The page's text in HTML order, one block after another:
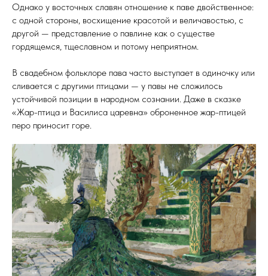
Однако у восточных славян отношение к паве двойственное:
с одной стороны, восхищение красотой и величавостью, с
другой — представление о павлине как о существе
гордящемся, тщеславном и потому неприятном.
В свадебном фольклоре пава часто выступает в одиночку или
сливается с другими птицами — у павы не сложилось
устойчивой позиции в народном сознании. Даже в сказке
«Жар-птица и Василиса царевна» оброненное жар-птицей
перо приносит горе.